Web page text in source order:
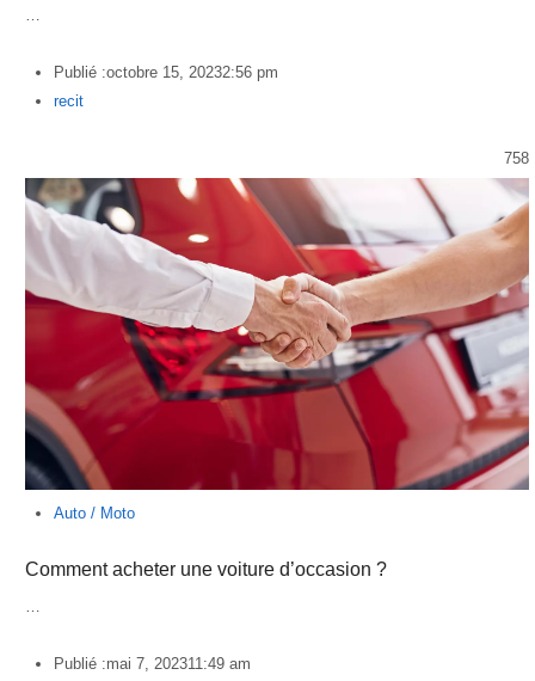
Publié :octobre 15, 20232:56 pm
Author
recit
758
Auto / Moto
Comment acheter une voiture d’occasion ?
…
Publié :mai 7, 202311:49 am